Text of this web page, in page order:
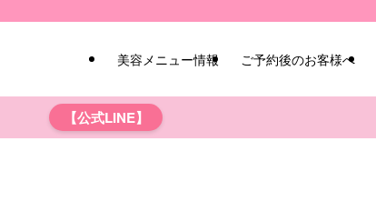
美容メニュー情報 ご予約後のお客様へ
【公式LINE】